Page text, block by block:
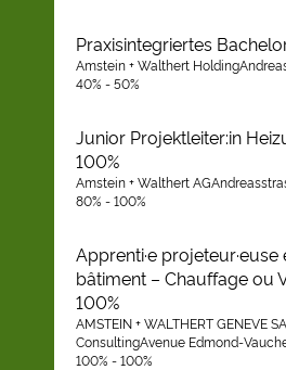
Praxisintegriertes
Amstein + Walthert
40% - 50%
Junior Projektleiter:in
100%
Amstein + Walthert
80% - 100%
Apprenti·e
bâtiment – Chauffage ou
100%
AMSTEIN + WALTHERT GENEVE
ConsultingAvenue Edmond-
100% - 100%